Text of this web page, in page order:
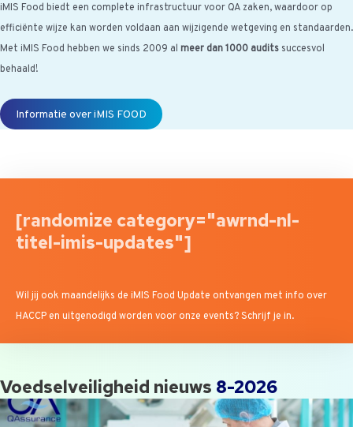
iMIS Food biedt een complete infrastructuur voor QA zaken, waardoor op
efficiënte wijze kan worden voldaan aan wijzigende wetgeving en standaarden.
Met iMIS Food hebben we sinds 2009 al meer dan 1000 audits succesvol
behaald!
Informatie over iMIS FOOD
[randomize category="awrnd-nl-
titel-imis-updates"]
Wil jij ook maandelijks de iMIS Food Update ontvangen met info over
HACCP en uitgenodigd worden voor onze events? Schrijf je in.
Voedselveiligheid nieuws 8-2026